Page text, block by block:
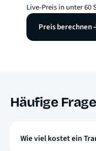
Live-Preis in unter 60
Preis berechnen
Häufige
Wie viel kostet ein